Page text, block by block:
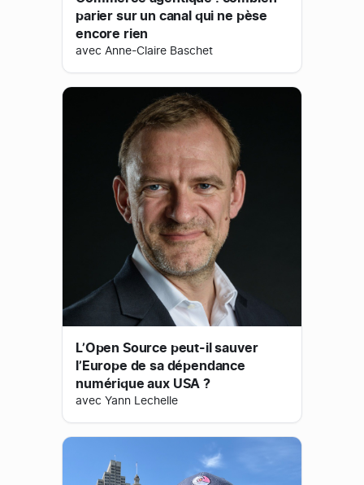
parier sur un canal qui ne pèse
encore rien
avec Anne-Claire Baschet
L’Open Source peut-il sauver
l’Europe de sa dépendance
numérique aux USA ?
avec Yann Lechelle